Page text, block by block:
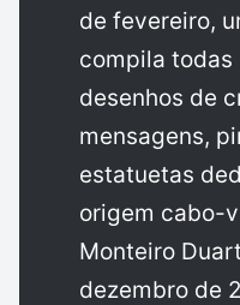
de fevereiro,
compila
desenhos de
mensagens,
estatuetas
origem cabo-
Monteiro
dezembro de